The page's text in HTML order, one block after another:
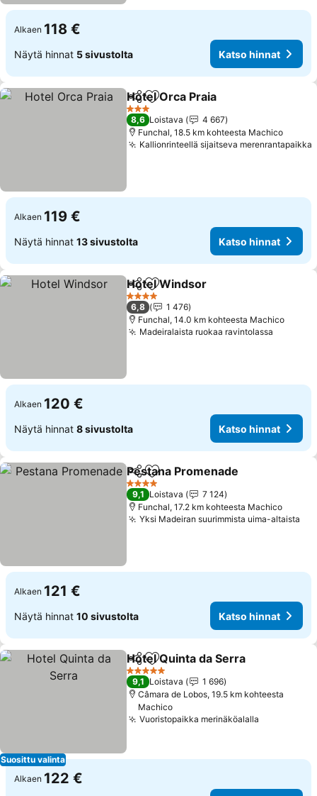
Alkaen 118 €
Näytä hinnat 5 sivustolta Katso hinnat
Jaa Lisää suosikkeihin
Hotel Orca Praia
3 Tähtiluokitus
8,6 Loistava
4 667
Funchal, 18.5 km kohteesta Machico
Kallionrinteellä sijaitseva merenrantapaikka
Alkaen 119 €
Näytä hinnat 13 sivustolta Katso hinnat
Jaa Lisää suosikkeihin
Hotel Windsor
4 Tähtiluokitus
6,8
1 476
Funchal, 14.0 km kohteesta Machico
Madeiralaista ruokaa ravintolassa
Alkaen 120 €
Näytä hinnat 8 sivustolta Katso hinnat
Jaa Lisää suosikkeihin
Pestana Promenade
4 Tähtiluokitus
9,1 Loistava
7 124
Funchal, 17.2 km kohteesta Machico
Yksi Madeiran suurimmista uima-altaista
Alkaen 121 €
Näytä hinnat 10 sivustolta Katso hinnat
Suosittu valinta
Jaa Lisää suosikkeihin
Hotel Quinta da Serra
5 Tähtiluokitus
9,1 Loistava
1 696
Câmara de Lobos, 19.5 km kohteesta
Machico
Vuoristopaikka merinäköalalla
Alkaen 122 €